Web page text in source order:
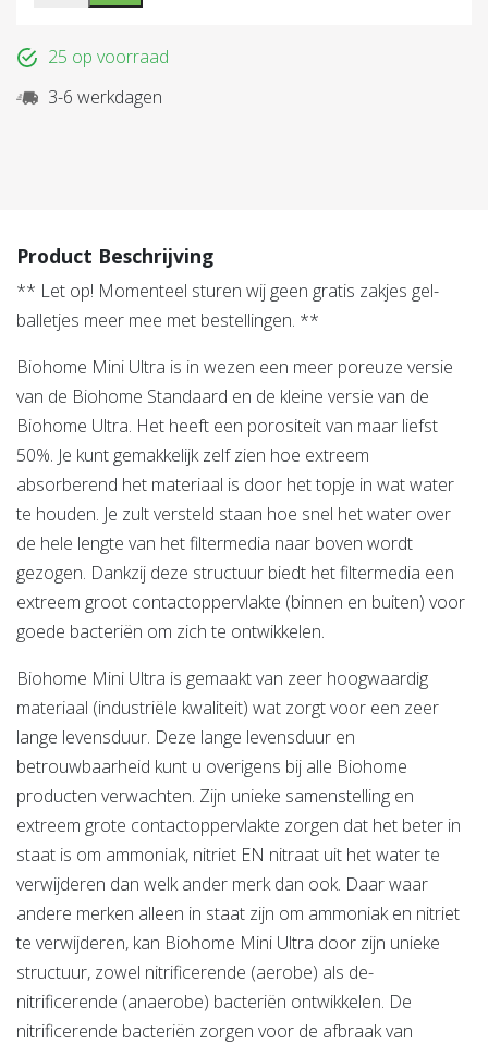
aantal
25 op voorraad
3-6 werkdagen
Product Beschrijving
** Let op! Momenteel sturen wij geen gratis zakjes gel-
balletjes meer mee met bestellingen. **
Biohome Mini Ultra is in wezen een meer poreuze versie
van de Biohome Standaard en de kleine versie van de
Biohome Ultra. Het heeft een porositeit van maar liefst
50%. Je kunt gemakkelijk zelf zien hoe extreem
absorberend het materiaal is door het topje in wat water
te houden. Je zult versteld staan hoe snel het water over
de hele lengte van het filtermedia naar boven wordt
gezogen. Dankzij deze structuur biedt het filtermedia een
extreem groot contactoppervlakte (binnen en buiten) voor
goede bacteriën om zich te ontwikkelen.
Biohome Mini Ultra is gemaakt van zeer hoogwaardig
materiaal (industriële kwaliteit) wat zorgt voor een zeer
lange levensduur. Deze lange levensduur en
betrouwbaarheid kunt u overigens bij alle Biohome
producten verwachten. Zijn unieke samenstelling en
extreem grote contactoppervlakte zorgen dat het beter in
staat is om ammoniak, nitriet EN nitraat uit het water te
verwijderen dan welk ander merk dan ook. Daar waar
andere merken alleen in staat zijn om ammoniak en nitriet
te verwijderen, kan Biohome Mini Ultra door zijn unieke
structuur, zowel nitrificerende (aerobe) als de-
nitrificerende (anaerobe) bacteriën ontwikkelen. De
nitrificerende bacteriën zorgen voor de afbraak van